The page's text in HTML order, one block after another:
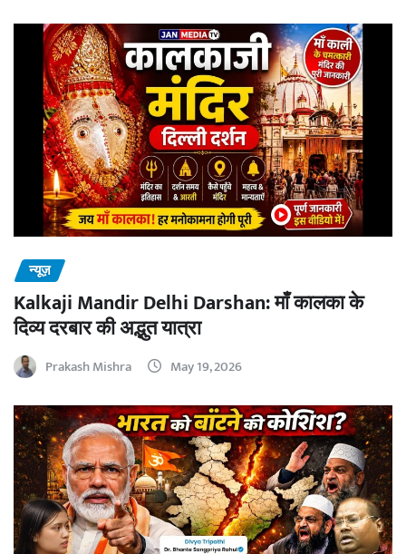
न्यूज़
Kalkaji Mandir Delhi Darshan: माँ कालका के
दिव्य दरबार की अद्भुत यात्रा
Prakash Mishra May 19, 2026